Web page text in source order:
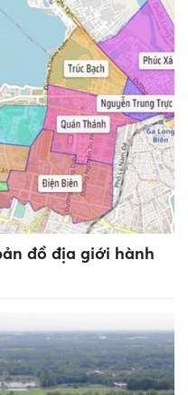
đồ địa giới hành